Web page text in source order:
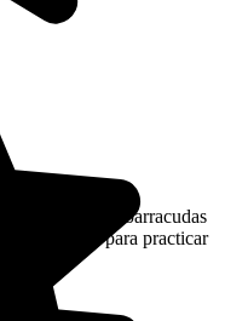
tornados de barracudas
para practicar